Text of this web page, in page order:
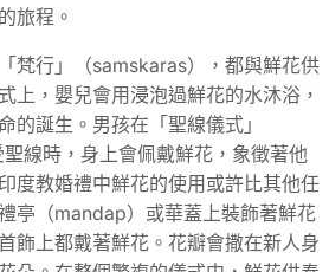
旅程。
梵行」（samskaras），都與鮮花供
上，嬰兒會用浸泡過鮮花的水沐浴，
的誕生。男孩在「聖線儀式」
線時，身上會佩戴鮮花，象徵著他
度教婚禮中鮮花的使用或許比其他任
亭（mandap）或華蓋上裝飾著鮮花
飾上都戴著鮮花。花瓣會撒在新人身